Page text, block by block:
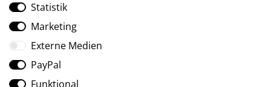
Social Media
Statistik
Marketing
Externe Medien
PayPal
Funktional